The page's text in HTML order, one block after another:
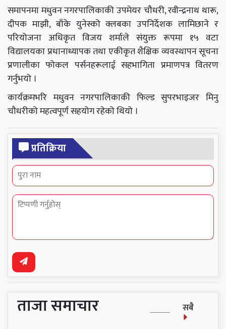
समापनमा मधुवन नगरपालिकाकी उपमेयर चौधरी, रवीन्द्रनाथ थारू,
दीपक माझी, बाँके युनेस्को क्लबका उपनिर्देशक लामिछाने र
परियोजना अधिकृत विजय शर्माले संयुक्त रूपमा १५ वटा
विद्यालयका प्रधानाध्यापक तथा एकीकृत शैक्षिक व्यवस्थापन सूचना
प्रणालीका फोकल पर्सनहरूलाई सहभागिता प्रमाणपत्र वितरण
गर्नुभयो ।
कार्यक्रमभरि मधुवन नगरपालिकाकी फिल्ड सुपरभाइजर मिनु
चौधरीको महत्वपूर्ण सहयोग रहेको थियो ।
प्रतिक्रिया
ताजा समाचार सबै